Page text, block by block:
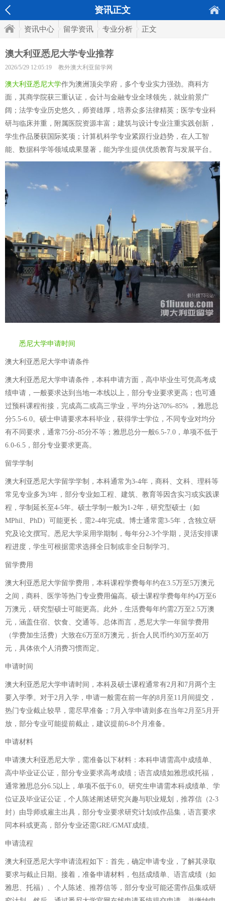
资讯正文
资讯中心 留学资讯 专业分析 正文
澳大利亚悉尼大学专业推荐
2026/5/29 12:05:19 教外澳大利亚留学网
澳大利亚悉尼大学作为澳洲顶尖学府，多个专业实力强劲。商科方
面，其商学院获三重认证，会计与金融专业全球领先，就业前景广
阔；法学专业历史悠久，师资雄厚，培养众多法律精英；医学专业科
研与临床并重，附属医院资源丰富；建筑与设计专业注重实践创新，
学生作品屡获国际奖项；计算机科学专业紧跟行业趋势，在人工智
能、数据科学等领域成果显著，能为学生提供优质教育与发展平台。
悉尼大学申请时间
澳大利亚悉尼大学申请条件
澳大利亚悉尼大学申请条件，本科申请方面，高中毕业生可凭高考成
绩申请，一般要求达到当地一本线以上，部分专业要求更高；也可通
过预科课程衔接，完成高二或高三学业，平均分达70%-85% ，雅思总
分5.5-6.0。硕士申请要求本科毕业，获得学士学位，不同专业对均分
有不同要求，通常75分-85分不等；雅思总分一般6.5-7.0，单项不低于
6.0-6.5，部分专业要求更高。
留学学制
澳大利亚悉尼大学留学学制，本科通常为3-4年，商科、文科、理科等
常见专业多为3年，部分专业如工程、建筑、教育等因含实习或实践课
程，学制延长至4-5年。硕士学制一般为1-2年，研究型硕士（如
MPhil、PhD）可能更长，需2-4年完成。博士通常需3-5年，含独立研
究及论文撰写。悉尼大学采用学期制，每年分2-3个学期，灵活安排课
程进度，学生可根据需求选择全日制或非全日制学习。
留学费用
澳大利亚悉尼大学留学费用，本科课程学费每年约在3.5万至5万澳元
之间，商科、医学等热门专业费用偏高。硕士课程学费每年约4万至6
万澳元，研究型硕士可能更高。此外，生活费每年约需2万至2.5万澳
元，涵盖住宿、饮食、交通等。总体而言，悉尼大学一年留学费用
（学费加生活费）大致在6万至8万澳元，折合人民币约30万至40万
元，具体依个人消费习惯而定。
申请时间
澳大利亚悉尼大学申请时间，本科及硕士课程通常有2月和7月两个主
要入学季。对于2月入学，申请一般需在前一年的8月至11月间提交，
热门专业截止较早，需尽早准备；7月入学申请则多在当年2月至5月开
放，部分专业可能提前截止，建议提前6-8个月准备。
申请材料
申请澳大利亚悉尼大学，需准备以下材料：本科申请需高中成绩单、
高中毕业证公证，部分专业要求高考成绩；语言成绩如雅思或托福，
通常雅思总分6.5以上，单项不低于6.0。研究生申请需本科成绩单、学
位证及毕业证公证，个人陈述阐述研究兴趣与职业规划，推荐信（2-3
封）由导师或雇主出具，部分专业要求研究计划或作品集，语言要求
同本科或更高，部分专业还需GRE/GMAT成绩。
申请流程
澳大利亚悉尼大学申请流程如下：首先，确定申请专业，了解其录取
要求与截止日期。接着，准备申请材料，包括成绩单、语言成绩（如
雅思、托福）、个人陈述、推荐信等，部分专业可能还需作品集或研